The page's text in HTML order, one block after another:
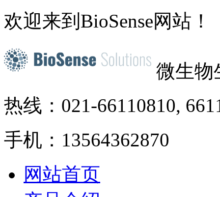
欢迎来到BioSense网站！
微生物
热线：021-66110810,
手机：13564362870
网站首页